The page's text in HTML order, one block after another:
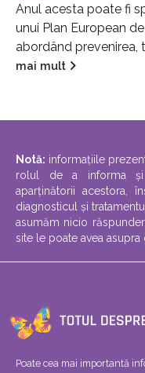
Anul acesta poate fi
unui Plan European
abordând prevenirea,
mai mult
Notă: informațiile
rolul de a informa și
aparținătorii acestora,
diagnosticul și
asumăm nicio
site le poate avea asupra
Poate cea mai importantă